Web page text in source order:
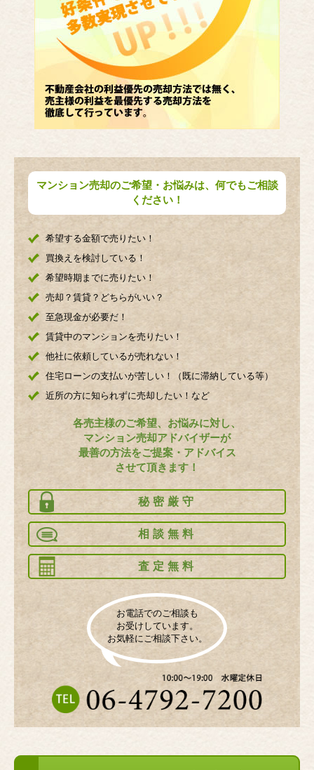
マンション売却のご希望・お悩みは、何でもご相談
ください！
希望する金額で売りたい！
買換えを検討している！
希望時期までに売りたい！
売却？賃貸？どちらがいい？
至急現金が必要だ！
賃貸中のマンションを売りたい！
他社に依頼しているが売れない！
住宅ローンの支払いが苦しい！（既に滞納している等）
近所の方に知られずに売却したい！など
各売主様のご希望、お悩みに対し、
マンション売却アドバイザーが
最善の方法をご提案・アドバイス
させて頂きます！
秘密厳守
相談無料
査定無料
お電話でのご相談も
お受けしています。
お気軽にご相談下さい。